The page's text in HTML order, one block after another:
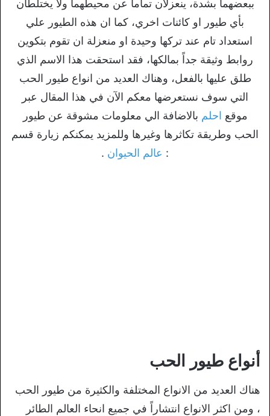
ببعضهما بشدة، ينعزلان تماماً عن محيطهما ولا يختلطان
بأي طيور او كائنات اخري، كما ان هذه الطيور علي
استعداد تام عند تركها وحيدة او منعزلة ان تقوم بتكوين
روابط وثيقة جداً بمالكها، فقد استحقت هذا الاسم الذي
طلق عليها بالفعل، وهناك العديد من انواع طيور الحب
التي سوف نستعرضها معكم الآن في هذا المقال عبر
موقع احلم بالاضافة الي معلومات مشوقة عن طيور
الحب وطريقة تكاثرها وغيرها وللمزيد يمكنكم زيارة قسم
: عالم الحيوان .
أنواع طيور الحب
هناك العديد من الانواع المختلفة والكثيرة من طيور الحب
، ومن اكثر الانواع انتشاراً في جميع انحاء العالم الطائر